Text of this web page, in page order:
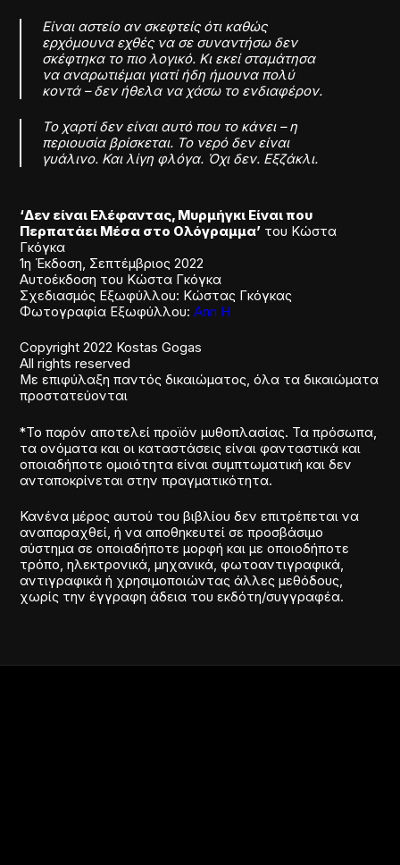
Είναι αστείο αν σκεφτείς ότι καθώς
ερχόμουνα εχθές να σε συναντήσω δεν
σκέφτηκα το πιο λογικό. Κι εκεί σταμάτησα
να αναρωτιέμαι γιατί ήδη ήμουνα πολύ
κοντά – δεν ήθελα να χάσω το ενδιαφέρον.
Το χαρτί δεν είναι αυτό που το κάνει – η
περιουσία βρίσκεται. Το νερό δεν είναι
γυάλινο. Και λίγη φλόγα. Όχι δεν. Εξζάκλι.
‘Δεν είναι Ελέφαντας, Μυρμήγκι Είναι που
Περπατάει Μέσα στο Ολόγραμμα’ του Κώστα
Γκόγκα
1η Έκδοση, Σεπτέμβριος 2022
Αυτοέκδοση του Κώστα Γκόγκα
Σχεδιασμός Εξωφύλλου: Κώστας Γκόγκας
Φωτογραφία Εξωφύλλου:Ann H
Copyright 2022 Kostas Gogas
All rights reserved
Με επιφύλαξη παντός δικαιώματος, όλα τα δικαιώματα
προστατεύονται
*Το παρόν αποτελεί προϊόν μυθοπλασίας. Τα πρόσωπα,
τα ονόματα και οι καταστάσεις είναι φανταστικά και
οποιαδήποτε ομοιότητα είναι συμπτωματική και δεν
ανταποκρίνεται στην πραγματικότητα.
Κανένα μέρος αυτού του βιβλίου δεν επιτρέπεται να
αναπαραχθεί, ή να αποθηκευτεί σε προσβάσιμο
σύστημα σε οποιαδήποτε μορφή και με οποιοδήποτε
τρόπο, ηλεκτρονικά, μηχανικά, φωτοαντιγραφικά,
αντιγραφικά ή χρησιμοποιώντας άλλες μεθόδους,
χωρίς την έγγραφη άδεια του εκδότη/συγγραφέα.